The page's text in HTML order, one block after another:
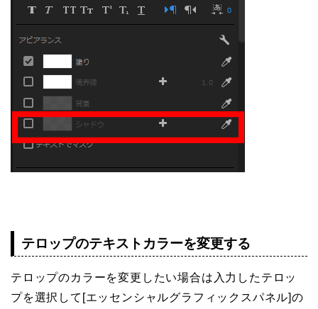
テロップのテキストカラーを変更する
テロップのカラーを変更したい場合は入力したテロッ
プを選択して[エッセンシャルグラフィックスパネル]の